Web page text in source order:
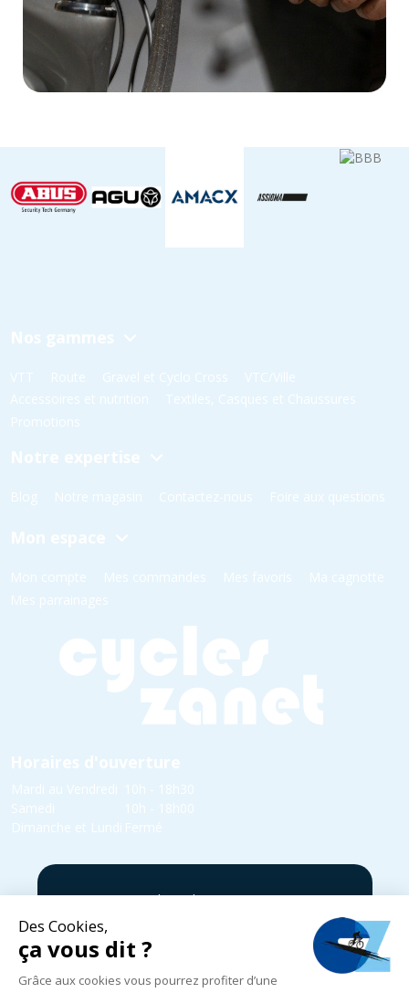
Nos gammes
VTT Route Gravel et Cyclo Cross
VTC/Ville
Accessoires et nutrition
Textiles, Casques et Chaussures
Promotions
Notre expertise
Blog Notre magasin Contactez-nous Foire aux questions
Mon espace
Mon compte Mes commandes Mes favoris
Ma cagnotte
Mes parrainages
Horaires d'ouverture
Mardi au Vendredi
10h - 18h30
Samedi
10h - 18h00
Dimanche et Lundi Fermé
5 rue Yvonne Edmond Foinant,
03 24 52 05 87